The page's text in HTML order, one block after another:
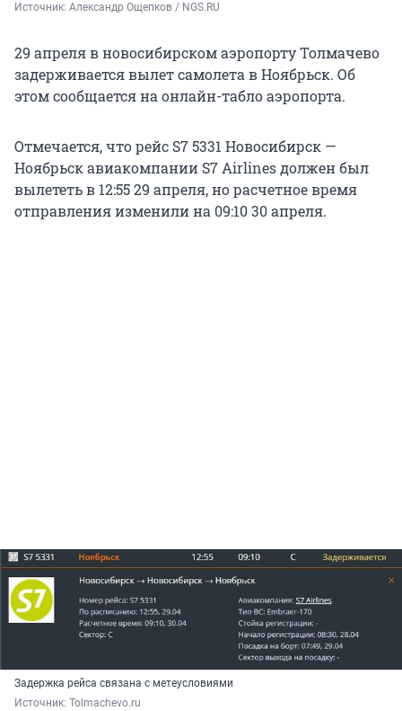
Источник: Александр Ощепков / NGS.RU
29 апреля в новосибирском аэропорту Толмачево
задерживается вылет самолета в Ноябрьск. Об
этом сообщается на онлайн-табло аэропорта.
Отмечается, что рейс S7 5331 Новосибирск —
Ноябрьск авиакомпании S7 Airlines должен был
вылететь в 12:55 29 апреля, но расчетное время
отправления изменили на 09:10 30 апреля.
Задержка рейса связана с метеусловиями
Источник: Tolmachevo.ru